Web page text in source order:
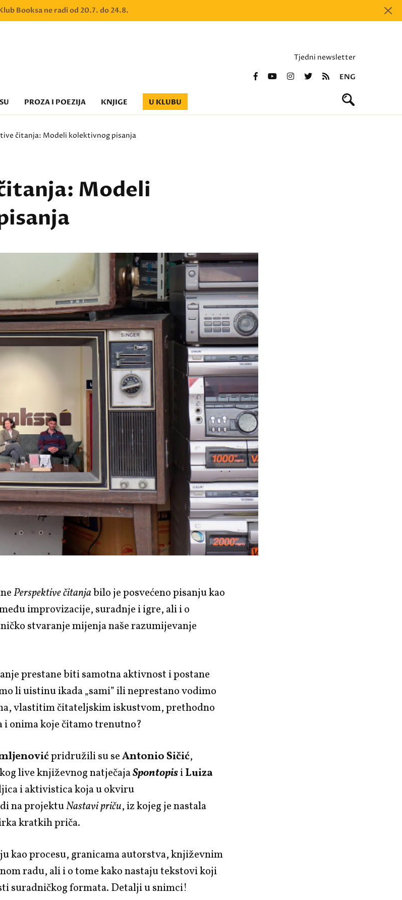
Booksa ne radi od 20.7. do 24.8.
Tjedni newsletter
ENG
PROZA I POEZIJA KNJIGE U KLUBU
čitanja: Modeli kolektivnog pisanja
Modeli
Perspektive čitanjabilo je posvećeno pisanju kao
improvizacije, suradnje i igre, ali i o
stvaranje mijenja naše razumijevanje
prestane biti samotna aktivnost i postane
li uistinu ikada „sami” ili neprestano vodimo
vlastitim čitateljskim iskustvom, prethodno
onima koje čitamo trenutno?
pridružili su seAntonio Sičić,
live književnog natječajaSpontopisiLuiza
i aktivistica koja u okviru
na projektuNastavi priču, iz kojeg je nastala
kratkih priča.
kao procesu, granicama autorstva, književnim
radu, ali i o tome kako nastaju tekstovi koji
suradničkog formata. Detalji u snimci!